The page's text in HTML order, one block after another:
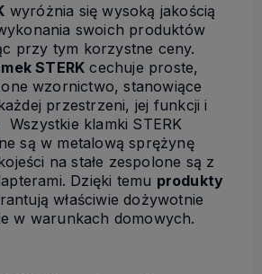
wyróżnia się wysoką jakością
swoich produktów
przy tym korzystne ceny.
STERK cechuje proste,
wzornictwo, stanowiące
przestrzeni, jej funkcji i
Wszystkie klamki STERK
są w metalową sprężynę
na stałe zespolone są z
Dzięki temu produkty
właściwie dożywotnie
w warunkach domowych.